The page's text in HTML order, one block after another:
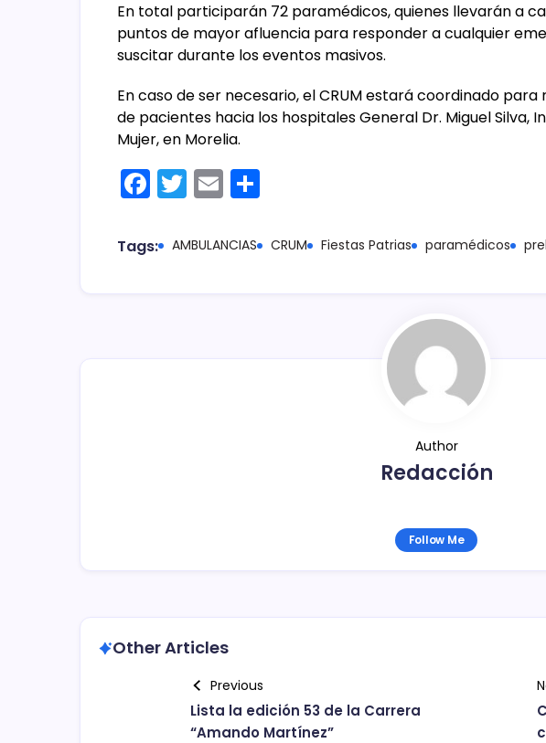
En total participarán 72 paramédicos, quienes llevarán a
puntos de mayor afluencia para responder a cualquier
suscitar durante los eventos masivos.
En caso de ser necesario, el CRUM estará coordinado
de pacientes hacia los hospitales General Dr. Miguel Silva,
Mujer, en Morelia.
F
a
c
T
w
itt
E
m
ai m
Tags: AMBULANCIAS CRUM Fiestas Patrias paramédicos
Author
Redacción
Follow Me
Other Articles
Previous
Lista la edición 53 de la Carrera
“Amando Martínez”